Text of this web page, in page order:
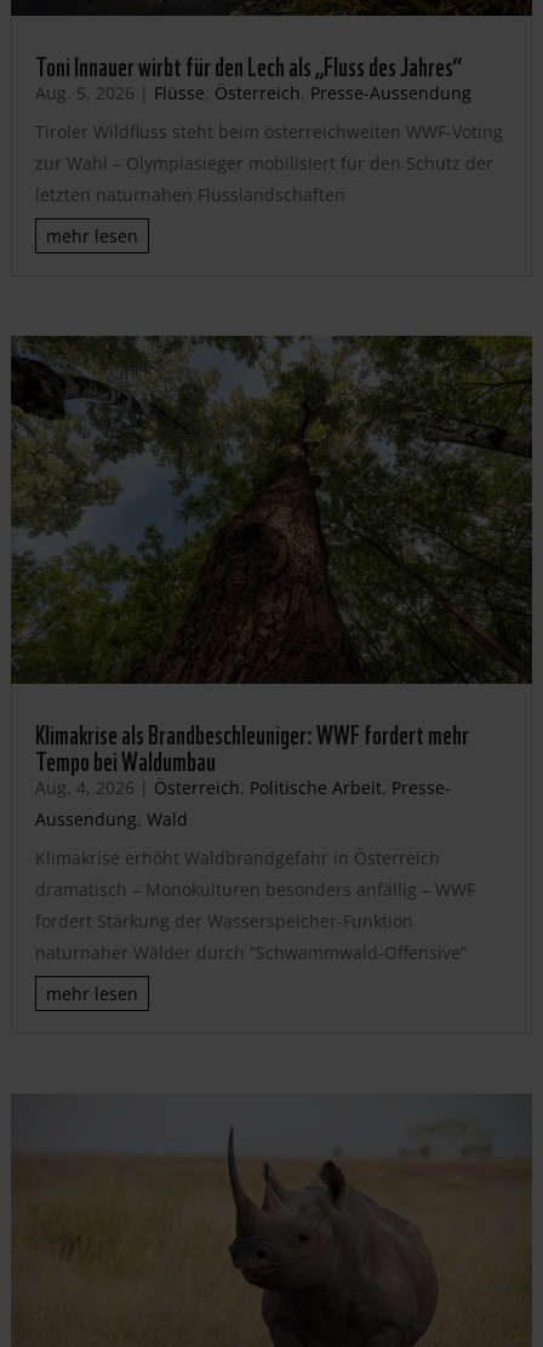
Toni Innauer wirbt für den Lech als „Fluss des Jahres“
Aug. 5, 2026 | Flüsse, Österreich, Presse-Aussendung
Tiroler Wildfluss steht beim österreichweiten WWF-Voting
zur Wahl – Olympiasieger mobilisiert für den Schutz der
letzten naturnahen Flusslandschaften
mehr lesen
Klimakrise als Brandbeschleuniger: WWF fordert mehr
Tempo bei Waldumbau
Aug. 4, 2026 | Österreich, Politische Arbeit, Presse-
Aussendung, Wald
Klimakrise erhöht Waldbrandgefahr in Österreich
dramatisch – Monokulturen besonders anfällig – WWF
fordert Stärkung der Wasserspeicher-Funktion
naturnaher Wälder durch “Schwammwald-Offensive”
mehr lesen